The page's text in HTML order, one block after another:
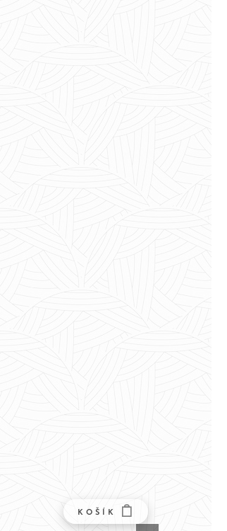
KOŠÍK